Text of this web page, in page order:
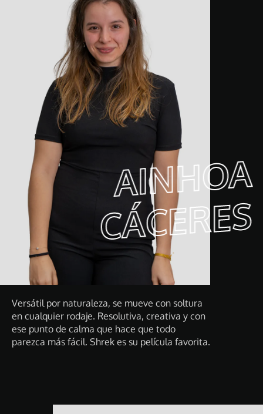
AI
N
H
O
A
C
Á
C
E
R
E
S
Versátil por naturaleza, se mueve con soltura
en cualquier rodaje. Resolutiva, creativa y con
ese punto de calma que hace que todo
parezca más fácil. Shrek es su película favorita.